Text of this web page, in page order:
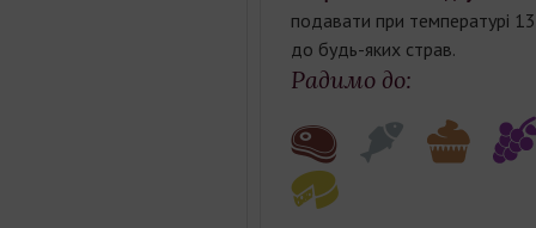
подавати при температурі
до будь-яких страв.
Радимо до: